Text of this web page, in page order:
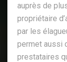
auprès de
propriétaire
par les
permet aussi
prestataires